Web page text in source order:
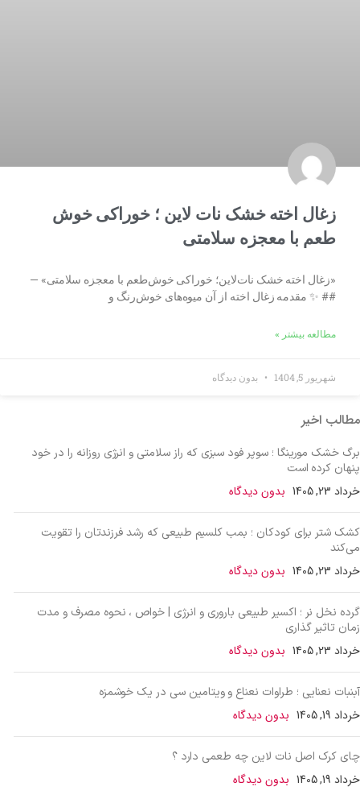
زغال اخته خشک نات لاین ؛ خوراکی خوش
طعم با معجزه سلامتی
«زغال اخته خشک نات‌لاین؛ خوراکی خوش‌طعم با معجزه سلامتی» —
## ✨ مقدمه زغال اخته از آن میوه‌های خوش‌رنگ و
مطالعه بیشتر »
شهریور 5, 1404 بدون دیدگاه
مطالب اخیر
برگ خشک مورینگا ؛ سوپر فود سبزی که راز سلامتی و انرژی روزانه را در خود
پنهان کرده است
خرداد 23, 1405 بدون دیدگاه
کشک شتر برای کودکان ؛ بمب کلسیم طبیعی که رشد فرزندتان را تقویت
می‌کند
خرداد 23, 1405 بدون دیدگاه
گرده نخل نر ؛ اکسیر طبیعی باروری و انرژی | خواص ، نحوه مصرف و مدت
زمان تاثیر گذاری
خرداد 23, 1405 بدون دیدگاه
آبنبات نعنایی ؛ طراوات نعناع و ویتامین سی در یک خوشمزه
خرداد 19, 1405 بدون دیدگاه
چای کرک اصل نات لاین چه طعمی دارد ؟
خرداد 19, 1405 بدون دیدگاه